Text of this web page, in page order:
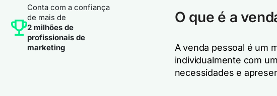
Conta com a confiança
de mais de
2 milhões de
profissionais de
marketing
O que é a
A venda pessoal é um
individualmente com
necessidades e